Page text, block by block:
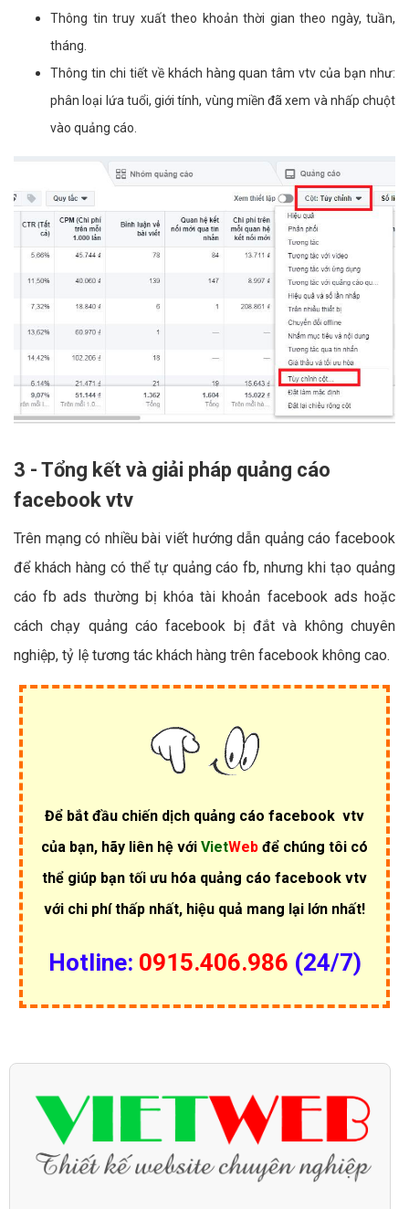
Thông tin truy xuất theo khoản thời gian theo ngày, tuần,
tháng.
Thông tin chi tiết về khách hàng quan tâm vtv của bạn như:
phân loại lứa tuổi, giới tính, vùng miền đã xem và nhấp chuột
vào quảng cáo.
3 - Tổng kết và giải pháp quảng cáo
facebook vtv
Trên mạng có nhiều bài viết hướng dẫn quảng cáo facebook
để khách hàng có thể tự quảng cáo fb, nhưng khi tạo quảng
cáo fb ads thường bị khóa tài khoản facebook ads hoặc
cách chạy quảng cáo facebook bị đắt và không chuyên
nghiệp, tỷ lệ tương tác khách hàng trên facebook không cao.
Để bắt đầu chiến dịch quảng cáo facebook vtv
của bạn, hãy liên hệ với VietWeb để chúng tôi có
thể giúp bạn tối ưu hóa quảng cáo facebook vtv
với chi phí thấp nhất, hiệu quả mang lại lớn nhất!
Hotline: 0915.406.986 (24/7)